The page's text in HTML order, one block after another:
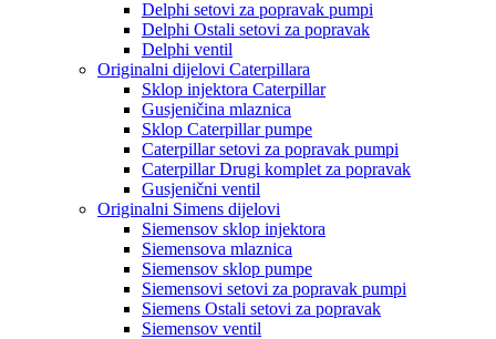
Delphi setovi za popravak pumpi
Delphi Ostali setovi za popravak
Delphi ventil
Originalni dijelovi Caterpillara
Sklop injektora Caterpillar
Gusjeničina mlaznica
Sklop Caterpillar pumpe
Caterpillar setovi za popravak pumpi
Caterpillar Drugi komplet za popravak
Gusjenični ventil
Originalni Simens dijelovi
Siemensov sklop injektora
Siemensova mlaznica
Siemensov sklop pumpe
Siemensovi setovi za popravak pumpi
Siemens Ostali setovi za popravak
Siemensov ventil